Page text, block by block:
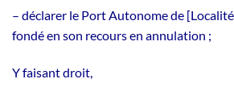
– déclarer le Port Autonome de
fondé en son recours en annulation ;
Y faisant droit,